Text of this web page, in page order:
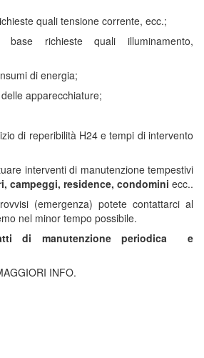
quali tensione corrente, ecc.;
richieste quali illuminamento,
di energia;
apparecchiature;
di reperibilità H24 e tempi di intervento
interventi di manutenzione tempestivi
campeggi, residence, condomini ecc..
(emergenza) potete contattarci al
nel minor tempo possibile.
di manutenzione periodica e
INFO.